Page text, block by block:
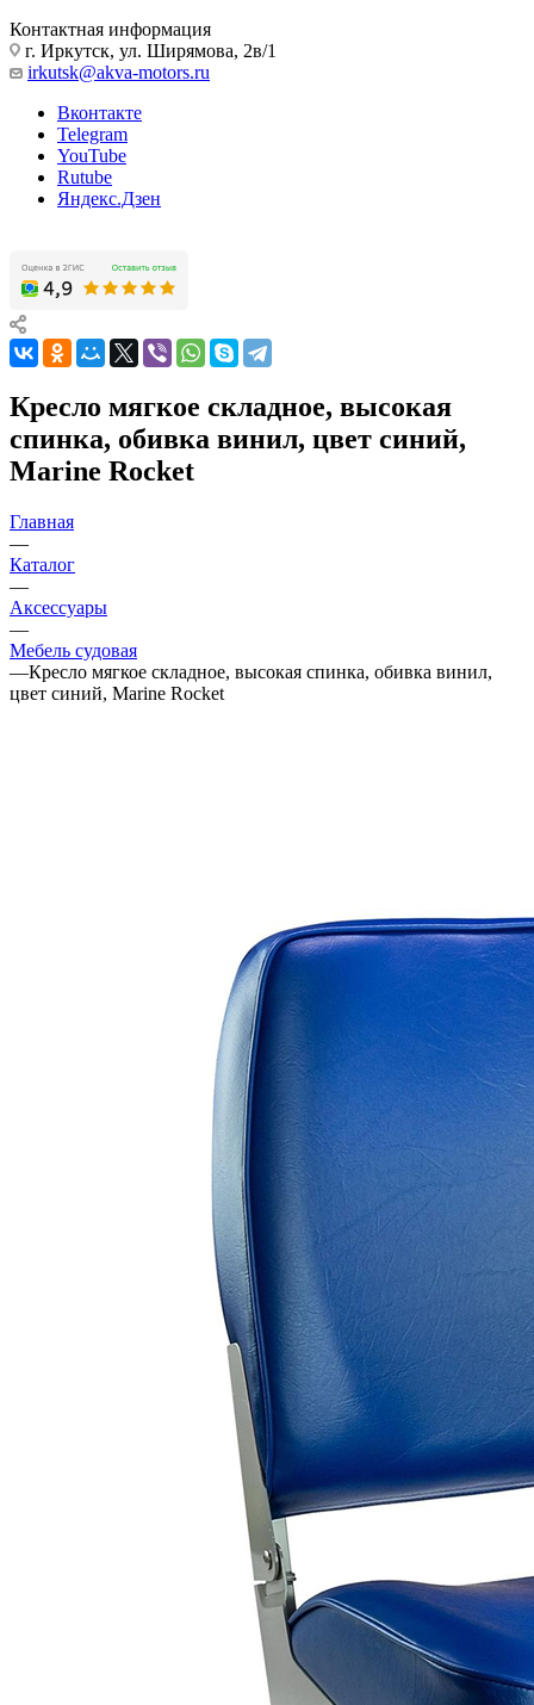
Контактная информация
г. Иркутск, ул. Ширямова, 2в/1
irkutsk@akva-motors.ru
Вконтакте
Telegram
YouTube
Rutube
Яндекс.Дзен
Кресло мягкое складное, высокая
спинка, обивка винил, цвет синий,
Marine Rocket
Главная
—
Каталог
—
Аксессуары
—
Мебель судовая
—Кресло мягкое складное, высокая спинка, обивка винил,
цвет синий, Marine Rocket